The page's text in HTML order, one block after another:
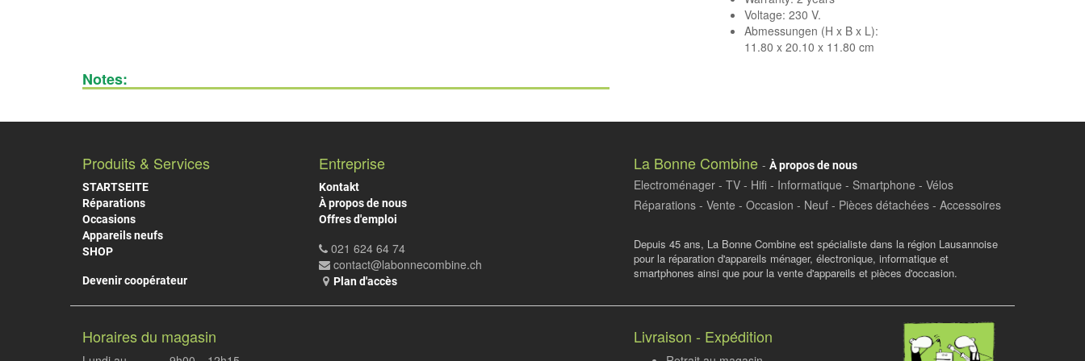
Voltage: 230 V.
Abmessungen (H x B x L):
11.80 x 20.10 x 11.80 cm
Notes:
Produits & Services
STARTSEITE
Réparations
Occasions
Appareils neufs
SHOP
Devenir coopérateur
Entreprise
Kontakt
À propos de nous
Offres d'emploi
021 624 64 74
contact@labonnecombine.ch
Plan d'accès
La Bonne Combine - À propos de nous
Electroménager - TV - Hifi - Informatique - Smartphone - Vélos
Réparations - Vente - Occasion - Neuf - Pièces détachées - Accessoires
Depuis 45 ans, La Bonne Combine est spécialiste dans la région Lausannoise
pour la réparation d'appareils ménager, électronique, informatique et
smartphones ainsi que pour la vente d'appareils et pièces d'occasion.
Horaires du magasin Livraison - Expédition